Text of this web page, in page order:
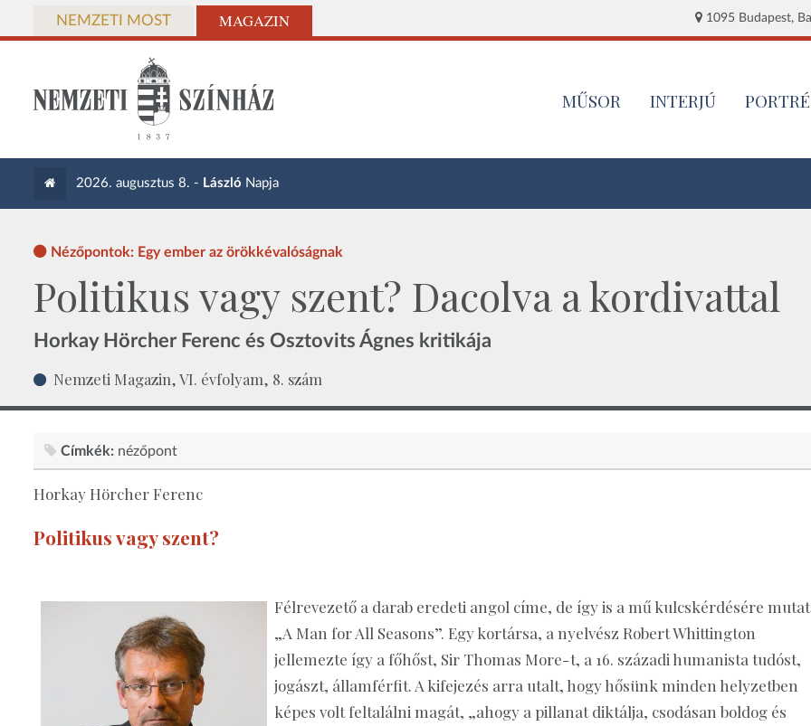
NEMZETI MOST MAGAZIN 1095 Budapest,
MŰSOR INTERJÚ PORTRÉ
2026. augusztus 8. - László Napja
Nézőpontok: Egy ember az örökkévalóságnak
Politikus vagy szent? Dacolva a kordivattal
Horkay Hörcher Ferenc és Osztovits Ágnes kritikája
Nemzeti Magazin, VI. évfolyam, 8. szám
Címkék: nézőpont
Horkay Hörcher Ferenc
Politikus vagy szent?
Félrevezető a darab eredeti angol címe, de így is a mű kulcskérdésére
„A Man for All Seasons”. Egy kortársa, a nyelvész Robert Whittington
jellemezte így a főhőst, Sir Thomas More-t, a 16. századi humanista tudóst,
jogászt, államférfit. A kifejezés arra utalt, hogy hősünk minden helyzetben
képes volt feltalálni magát, „ahogy a pillanat diktálja, csodásan boldog és